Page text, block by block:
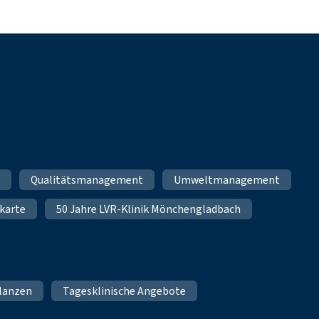
Qualitätsmanagement
Umweltmanagement
50 Jahre LVR-Klinik Mönchengladbach
Tagesklinische Angebote